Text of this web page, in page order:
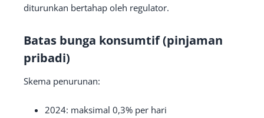
diturunkan bertahap oleh regulator.
Batas bunga konsumtif (pinjaman
pribadi)
Skema penurunan:
2024: maksimal 0,3% per hari